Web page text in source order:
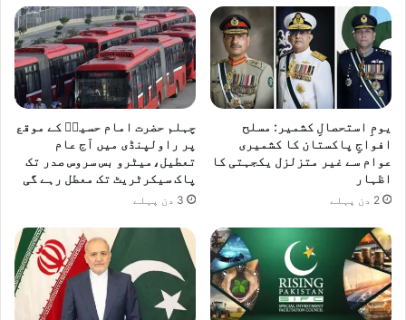
یومِ استحصالِ کشمیر: مسلح
افواجِ پاکستان کا کشمیری
عوام سے غیر متزلزل یکجہتی کا
اظہار
2 دن پہلے
چہلم حضرت امام حسینؓ کے موقع
پر راولپنڈی میں آج عام
تعطیل،میٹرو بس سروس صدر تک
پاک سیکرٹریٹ تک معطل رہے گی
3 دن پہلے